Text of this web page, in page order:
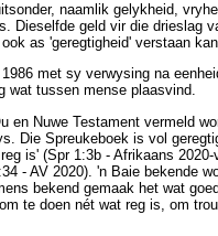
naamlik gelykheid,
Dieselfde geld vir die drieslag
as 'geregtigheid' verstaan
met sy verwysing na
wat tussen mense plaasvind.
en Nuwe Testament vermeld
Die Spreukeboek is vol
is' (Spr 1:3b - Afrikaans
- AV 2020). 'n Baie bekende
bekend gemaak het wat
te doen nét wat reg is, om